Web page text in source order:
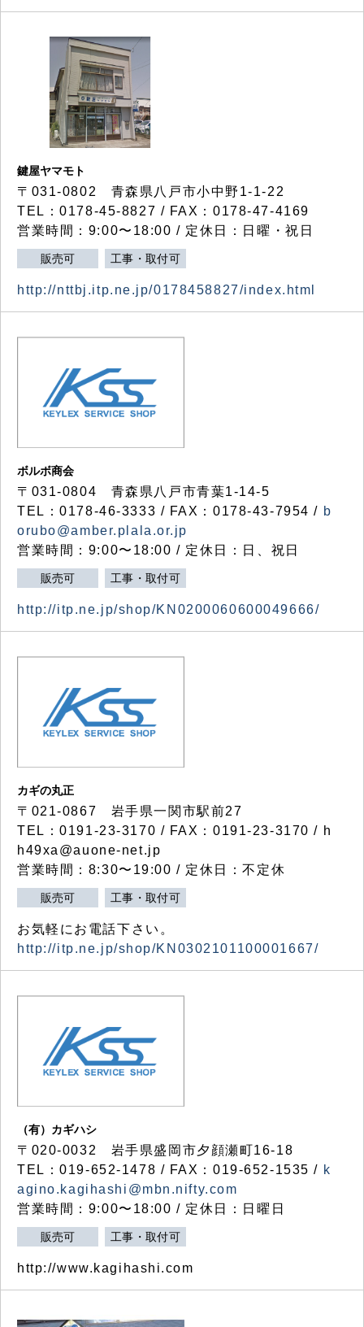
鍵屋ヤマモト
〒031-0802 青森県八戸市小中野1-1-22
TEL：0178-45-8827 / FAX：0178-47-4169
営業時間：9:00〜18:00 / 定休日：日曜・祝日
販売可 工事・取付可
http://nttbj.itp.ne.jp/0178458827/index.html
ボルボ商会
〒031-0804 青森県八戸市青葉1-14-5
TEL：0178-46-3333 / FAX：0178-43-7954 / b
orubo@amber.plala.or.jp
営業時間：9:00〜18:00 / 定休日：日、祝日
販売可 工事・取付可
http://itp.ne.jp/shop/KN0200060600049666/
カギの丸正
〒021-0867 岩手県一関市駅前27
TEL：0191-23-3170 / FAX：0191-23-3170 / h
h49xa@auone-net.jp
営業時間：8:30〜19:00 / 定休日：不定休
販売可 工事・取付可
お気軽にお電話下さい。
http://itp.ne.jp/shop/KN0302101100001667/
（有）カギハシ
〒020-0032 岩手県盛岡市夕顔瀬町16-18
TEL：019-652-1478 / FAX：019-652-1535 / k
agino.kagihashi@mbn.nifty.com
営業時間：9:00〜18:00 / 定休日：日曜日
販売可 工事・取付可
http://www.kagihashi.com